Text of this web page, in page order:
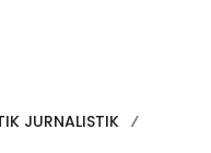
JURNALISTIK